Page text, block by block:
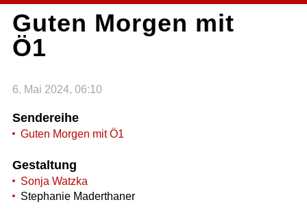
Guten Morgen mit
Ö1
6. Mai 2024, 06:10
Sendereihe
Guten Morgen mit Ö1
Gestaltung
Sonja Watzka
Stephanie Maderthaner